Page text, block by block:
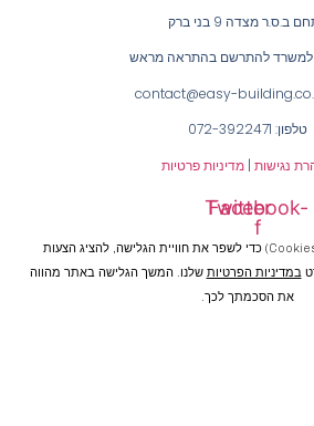
ב.ס.ר מצדה 9 בני ברק
למשרד להתרשם בהתראה מראש
טלפון: 072-3922471
נגישות| מדיניות פרטיות
Facebook-
f
Twitter
אנחנו משתמשים בעוגיות (cookies) כדי לשפר את חוויית הגלישה, להציג הצעות
במדיניות הפרטיותשלנו. המשך הגלישה באתר מהווה
את הסכמתך לכך.